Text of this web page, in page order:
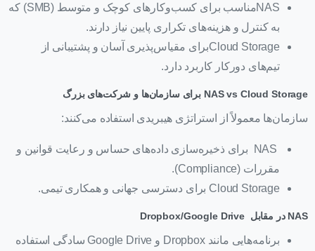
NASمناسب برای کسب‌وکارهای کوچک و متوسط (SMB) که
به کنترل و هزینه‌های تکراری پایین نیاز دارند.
Cloud Storageبرای مقیاس‌پذیری آسان و پشتیبانی از
تیم‌های دورکار کاربرد دارد.
NAS vs Cloud Storage برای سازمان‌ها و شرکت‌های بزرگ
سازمان‌ها معمولاً از استراتژی هیبریدی استفاده می‌کنند:
NAS برای ذخیره‌سازی داده‌های حساس و رعایت قوانین و
مقررات (Compliance).
Cloud Storage برای دسترسی جهانی و همکاری تیمی.
NAS در مقابل Dropbox/Google Drive
برنامه‌هایی مانند Dropbox و Google Drive سادگی استفاده